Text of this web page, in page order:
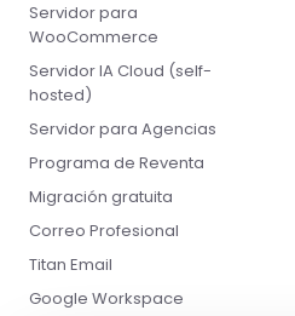
Servidor para
WooCommerce
Servidor IA Cloud (self-
hosted)
Servidor para Agencias
Programa de Reventa
Migración gratuita
Correo Profesional
Titan Email
Google Workspace